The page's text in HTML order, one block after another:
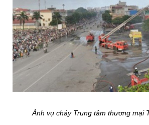
Ảnh vụ cháy Trung tâm thương mại